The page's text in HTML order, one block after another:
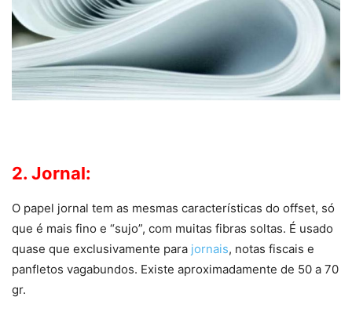
2. Jornal:
O papel jornal tem as mesmas características do offset, só
que é mais fino e “sujo”, com muitas fibras soltas. É usado
quase que exclusivamente para jornais, notas fiscais e
panfletos vagabundos. Existe aproximadamente de 50 a 70
gr.